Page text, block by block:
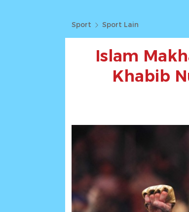
Sport Sport Lain
Islam
Khabib